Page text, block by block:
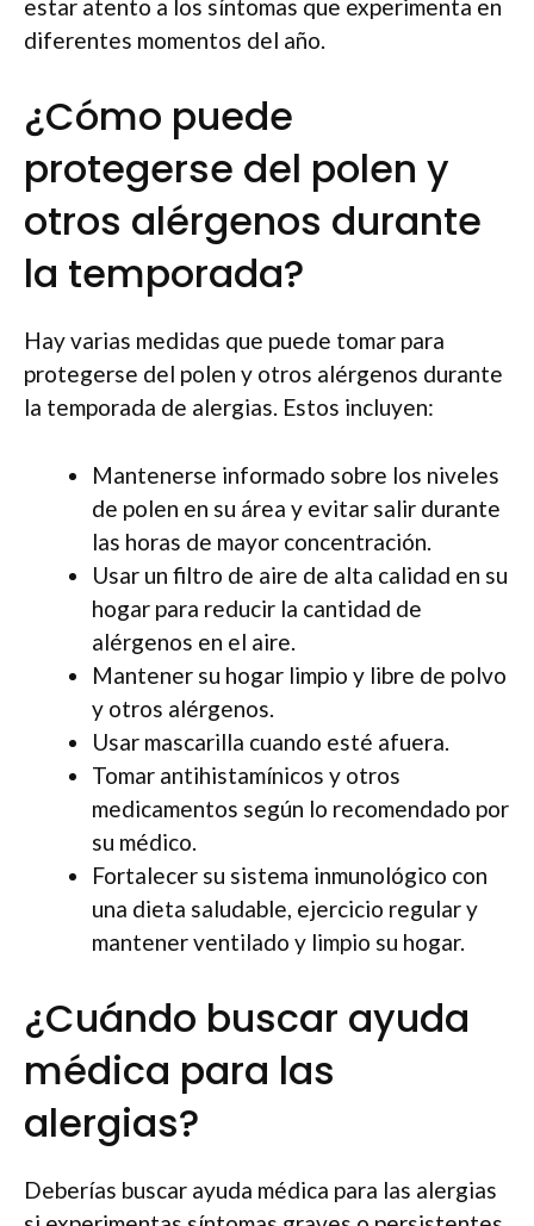
estar atento a los síntomas que experimenta en
diferentes momentos del año.
¿Cómo puede
protegerse del polen y
otros alérgenos durante
la temporada?
Hay varias medidas que puede tomar para
protegerse del polen y otros alérgenos durante
la temporada de alergias. Estos incluyen:
Mantenerse informado sobre los niveles
de polen en su área y evitar salir durante
las horas de mayor concentración.
Usar un filtro de aire de alta calidad en su
hogar para reducir la cantidad de
alérgenos en el aire.
Mantener su hogar limpio y libre de polvo
y otros alérgenos.
Usar mascarilla cuando esté afuera.
Tomar antihistamínicos y otros
medicamentos según lo recomendado por
su médico.
Fortalecer su sistema inmunológico con
una dieta saludable, ejercicio regular y
mantener ventilado y limpio su hogar.
¿Cuándo buscar ayuda
médica para las
alergias?
Deberías buscar ayuda médica para las alergias